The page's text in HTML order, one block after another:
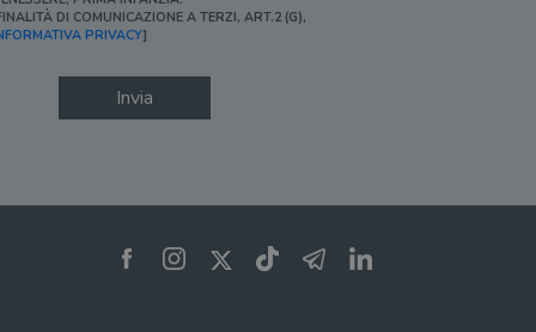
DI COMUNICAZIONE A TERZI, ART.2 (G),
PRIVACY]
Invia
dell'account. Il sito
per il dominio corrente.